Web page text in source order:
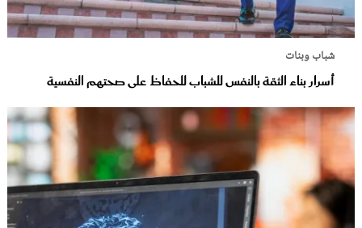
شباب وبنات
أسرار بناء الثقة بالنفس للشباب للحفاظ على صحتهم النفسية